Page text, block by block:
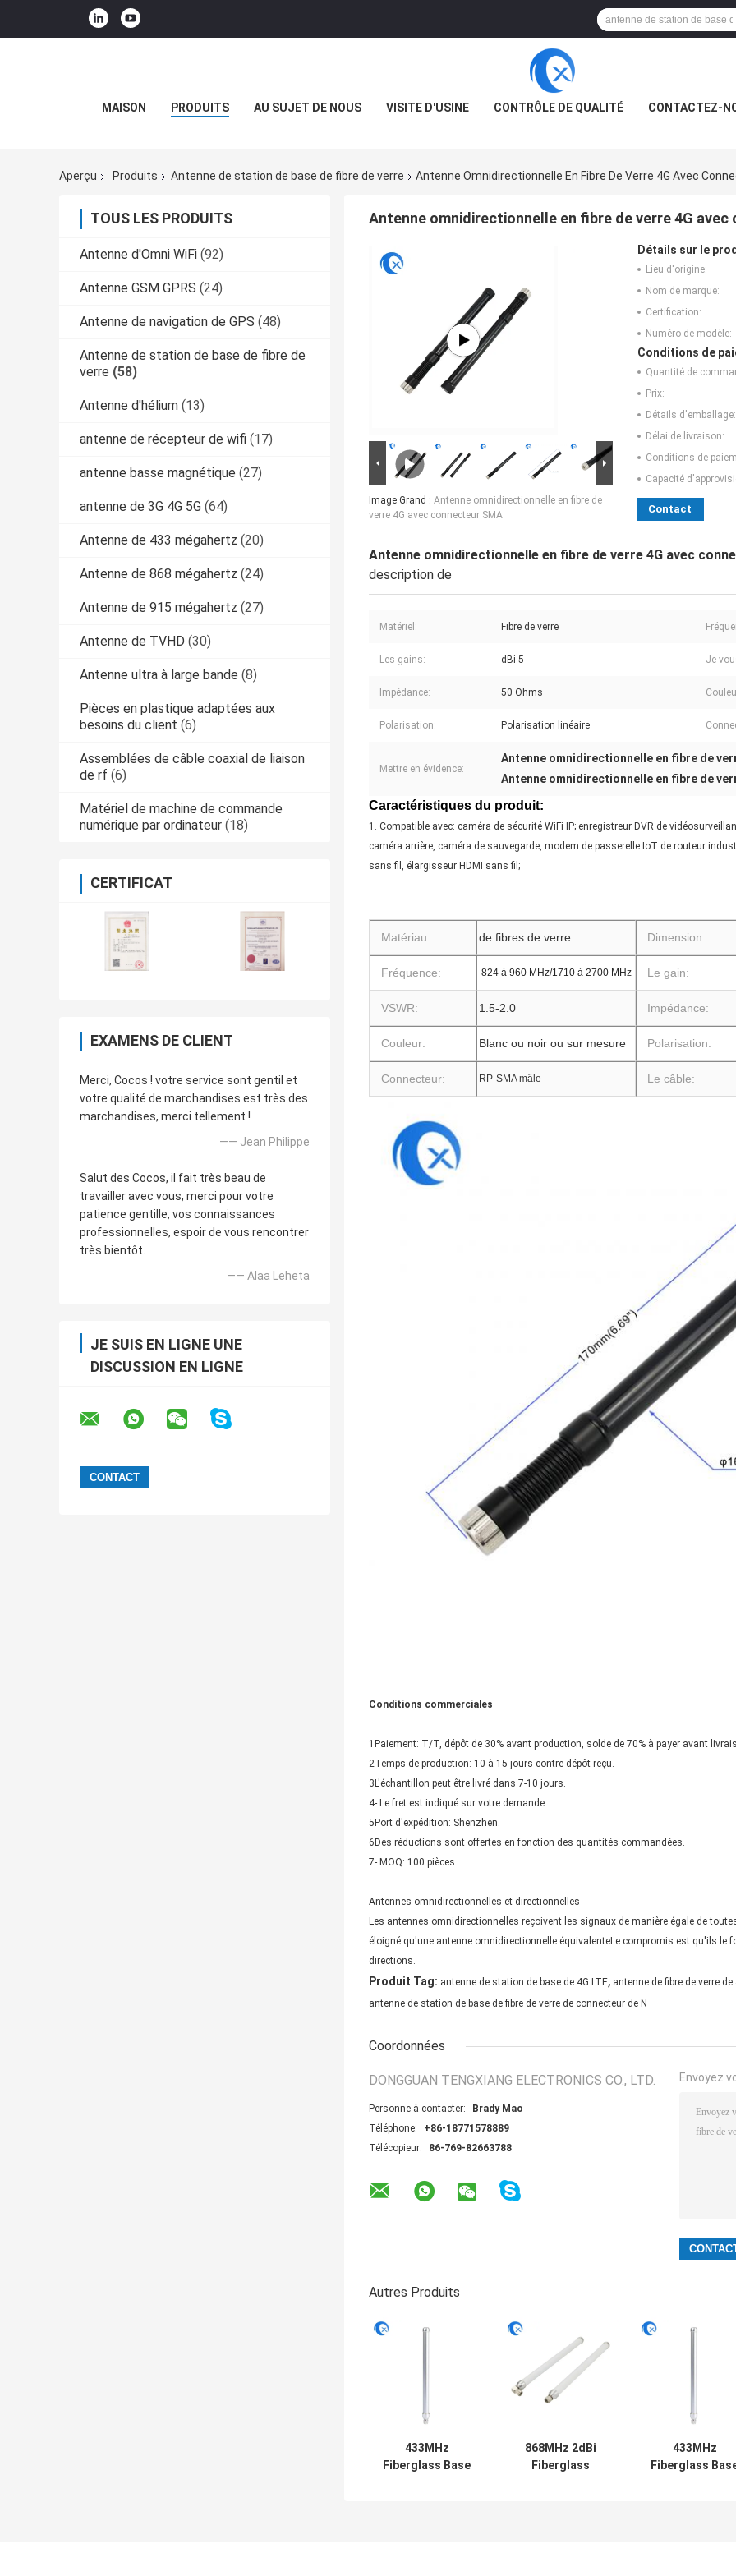
MAISON PRODUITS AU SUJET DE NOUS VISITE D'USINE CONTRÔLE DE QUALITÉ CONTACTEZ-
Aperçu Produits Antenne de station de base de fibre de verre Antenne Omnidirectionnelle En Fibre De Verre 4G Avec
TOUS LES PRODUITS
Antenne d'Omni WiFi (92)
Antenne GSM GPRS (24)
Antenne de navigation de GPS (48)
Antenne de station de base de fibre de
verre (58)
Antenne d'hélium (13)
antenne de récepteur de wifi (17)
antenne basse magnétique (27)
antenne de 3G 4G 5G (64)
Antenne de 433 mégahertz (20)
Antenne de 868 mégahertz (24)
Antenne de 915 mégahertz (27)
Antenne de TVHD (30)
Antenne ultra à large bande (8)
Pièces en plastique adaptées aux
besoins du client (6)
Assemblées de câble coaxial de liaison
de rf (6)
Matériel de machine de commande
numérique par ordinateur (18)
CERTIFICAT
EXAMENS DE CLIENT
Merci, Cocos ! votre service sont gentil et
votre qualité de marchandises est très des
marchandises, merci tellement !
—— Jean Philippe
Salut des Cocos, il fait très beau de
travailler avec vous, merci pour votre
patience gentille, vos connaissances
professionnelles, espoir de vous rencontrer
très bientôt.
—— Alaa Leheta
JE SUIS EN LIGNE UNE
DISCUSSION EN LIGNE
Antenne omnidirectionnelle en fibre de verre 4G avec
Image Grand : Antenne omnidirectionnelle en fibre de
verre 4G avec connecteur SMA
Détails sur le
Lieu d'origine:
Nom de marque:
Certification:
Numéro de modèle:
Conditions de
Quantité de
Prix:
Détails d'emballage:
Délai de livraison:
Conditions de
Capacité
Contact
Antenne omnidirectionnelle en fibre de verre 4G avec
description de
Matériel: Fibre de verre
Les gains: dBi 5 Je
Impédance: 50 Ohms
Polarisation: Polarisation linéaire
Mettre en évidence:
Antenne omnidirectionnelle en fibre de
Antenne omnidirectionnelle en fibre de
Caractéristiques du produit:
1. Compatible avec: caméra de sécurité WiFi IP; enregistreur DVR de
caméra arrière, caméra de sauvegarde, modem de passerelle IoT de routeur
sans fil, élargisseur HDMI sans fil;
Matériau: de fibres de verre Dimension:
Fréquence: 824 à 960 MHz/1710 à 2700 MHz Le gain:
VSWR: 1.5-2.0 Impédance:
Couleur: Blanc ou noir ou sur mesure Polarisation:
Connecteur: RP-SMA mâle Le câble:
Conditions commerciales
1Paiement: T/T, dépôt de 30% avant production, solde de 70% à payer avant
2Temps de production: 10 à 15 jours contre dépôt reçu.
3L'échantillon peut être livré dans 7-10 jours.
4- Le fret est indiqué sur votre demande.
5Port d'expédition: Shenzhen.
6Des réductions sont offertes en fonction des quantités commandées.
7- MOQ: 100 pièces.
Antennes omnidirectionnelles et directionnelles
Les antennes omnidirectionnelles reçoivent les signaux de manière égale de
éloigné qu'une antenne omnidirectionnelle équivalenteLe compromis est qu'ils
directions.
Produit Tag: antenne de station de base de 4G LTE, antenne de fibre de verre de
antenne de station de base de fibre de verre de connecteur de N
Coordonnées
DONGGUAN TENGXIANG ELECTRONICS CO., LTD.
Personne à contacter:
Brady Mao
Téléphone:
+86-18771578889
Télécopieur:
86-769-82663788
Envoyez
Autres Produits
433MHz
Fiberglass Base
868MHz 2dBi
Fiberglass
433MHz
Fiberglass